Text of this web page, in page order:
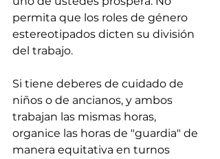
permita que los roles de género
estereotipados dicten su división
del trabajo.
Si tiene deberes de cuidado de
niños o de ancianos, y ambos
trabajan las mismas horas,
organice las horas de "guardia" de
manera equitativa en turnos